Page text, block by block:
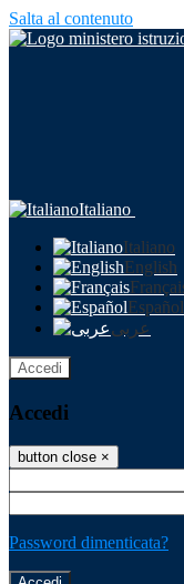
Salta al contenuto
Italiano
Italiano
English
Español
عربى
Accedi
Accedi
button close ×
Password dimenticata?